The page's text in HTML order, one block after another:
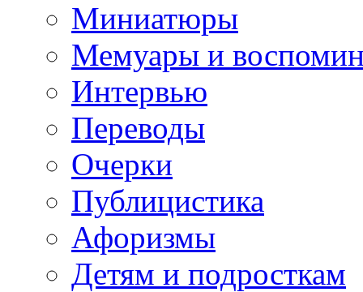
Миниатюры
Мемуары и
Интервью
Переводы
Очерки
Публицистика
Афоризмы
Детям и подросткам